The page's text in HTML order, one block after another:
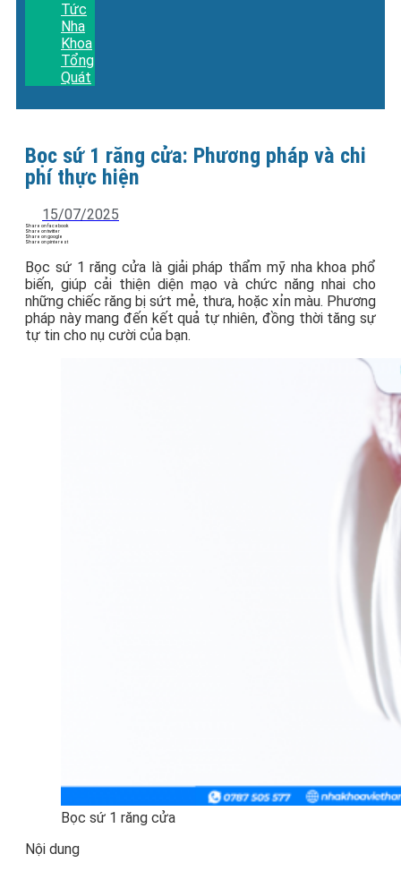
Tức
Nha
Khoa
Tổng
Quát
Bọc sứ 1 răng cửa: Phương pháp và chi
phí thực hiện
15/07/2025
Share on facebook
Share on twitter
Share on google
Share on pinterest
Bọc sứ 1 răng cửa là giải pháp thẩm mỹ nha khoa phổ
biến, giúp cải thiện diện mạo và chức năng nhai cho
những chiếc răng bị sứt mẻ, thưa, hoặc xỉn màu. Phương
pháp này mang đến kết quả tự nhiên, đồng thời tăng sự
tự tin cho nụ cười của bạn.
Bọc sứ 1 răng cửa
Nội dung